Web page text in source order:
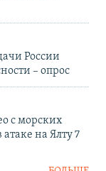
России
– опрос
с морских
на Ялту 7